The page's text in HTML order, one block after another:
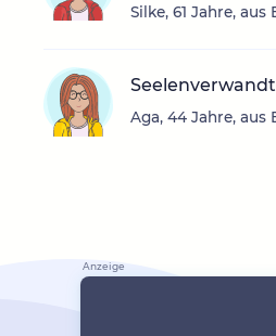
Silke, 61 Jahre, aus
Aga, 44 Jahre, aus